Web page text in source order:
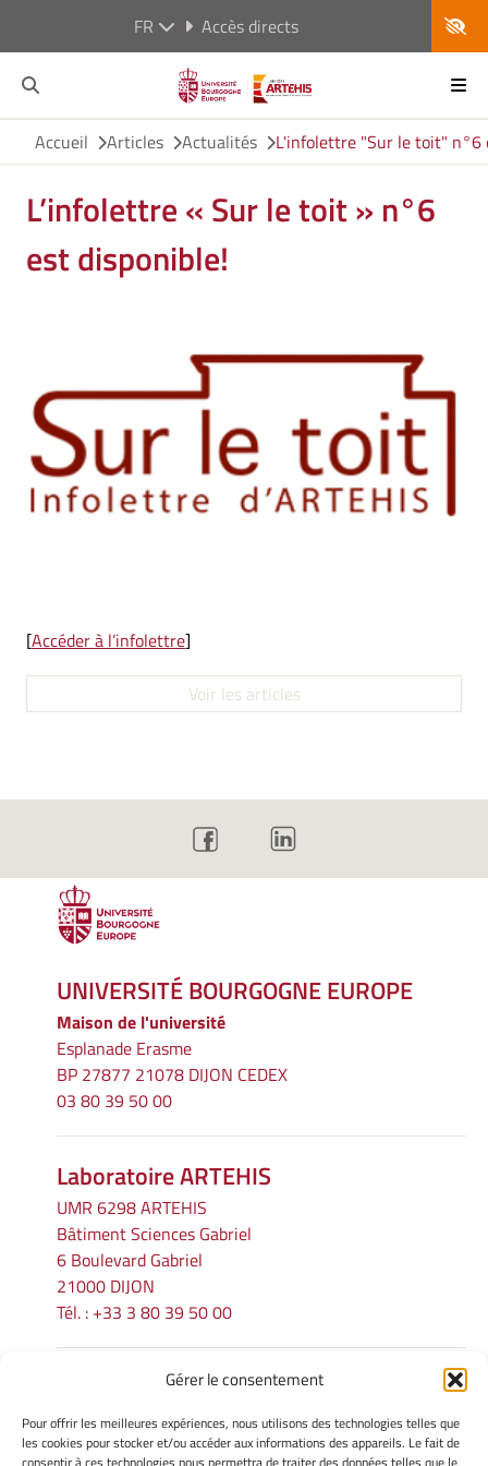
Gérer le consentement
Pour offrir les meilleures expériences, nous utilisons des technologies telles que
les cookies pour stocker et/ou accéder aux informations des appareils. Le fait de
FR Accès directs
Accueil Articles Actualités L'infolettre "Sur le toit" n°6
L’infolettre « Sur le toit » n°6
est disponible!
[Accéder à l’infolettre]
Voir les articles
UNIVERSITÉ BOURGOGNE EUROPE
Maison de l'université
Esplanade Erasme
BP 27877 21078 DIJON CEDEX
03 80 39 50 00
Laboratoire ARTEHIS
UMR 6298 ARTEHIS
Bâtiment Sciences Gabriel
6 Boulevard Gabriel
21000 DIJON
Tél. : +33 3 80 39 50 00
INFORMATIONS LÉGALES
Mentions légales